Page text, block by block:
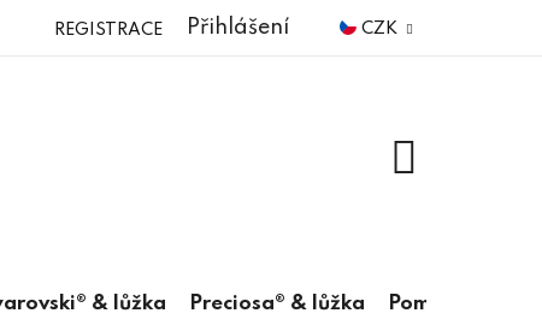
CZK
Přihlášení
REGISTRACE
& lůžka Preciosa® & lůžka Pomůcky